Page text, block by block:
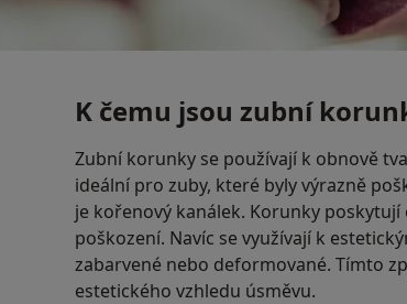
K čemu jsou zubní
Zubní korunky se používají k obnově
ideální pro zuby, které byly výrazně
je kořenový kanálek. Korunky
poškození. Navíc se využívají k
zabarvené nebo deformované. Tímto
estetického vzhledu úsměvu.